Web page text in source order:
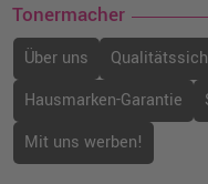
Tonermacher
Über uns
Hausmarken-Garantie
Mit uns werben!